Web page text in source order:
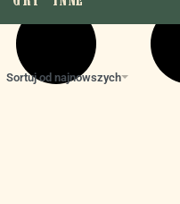
Sortuj od najnowszych